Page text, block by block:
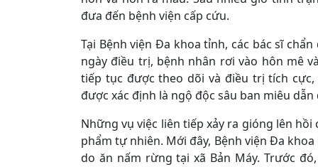
đưa đến bệnh viện cấp cứu.
Tại Bệnh viện Đa khoa tỉnh, các bác sĩ
ngày điều trị, bệnh nhân rơi vào hôn mê
tiếp tục được theo dõi và điều trị tích
được xác định là ngộ độc sâu ban miêu
Những vụ việc liên tiếp xảy ra gióng lên
phẩm tự nhiên. Mới đây, Bệnh viện Đa
do ăn nấm rừng tại xã Bản Máy. Trước